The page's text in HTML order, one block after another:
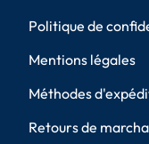
Politique de
Mentions légales
Méthodes
Retours de